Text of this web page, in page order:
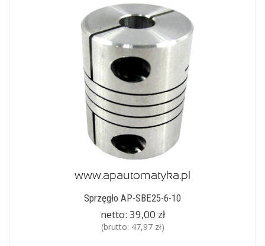
Sprzęgło AP-SBE25-6-10
netto: 39,00 zł
(brutto: 47,97 zł)